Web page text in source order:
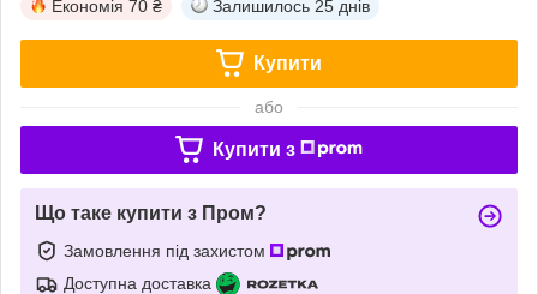
Економія 70 ₴ Залишилось 25 днів
Купити
або
Купити з
Що таке купити з Пром?
Замовлення під захистом
Доступна доставка